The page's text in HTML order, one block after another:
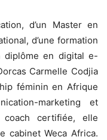
d’un Master en
d’une formation
diplôme en digital e-
Carmelle Codjia
féminin en Afrique
marketing et
coach certifiée, elle
cabinet Weca Africa.